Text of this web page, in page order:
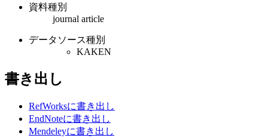
資料種別
journal article
データソース種別
KAKEN
書き出し
RefWorksに書き出し
EndNoteに書き出し
Mendeleyに書き出し